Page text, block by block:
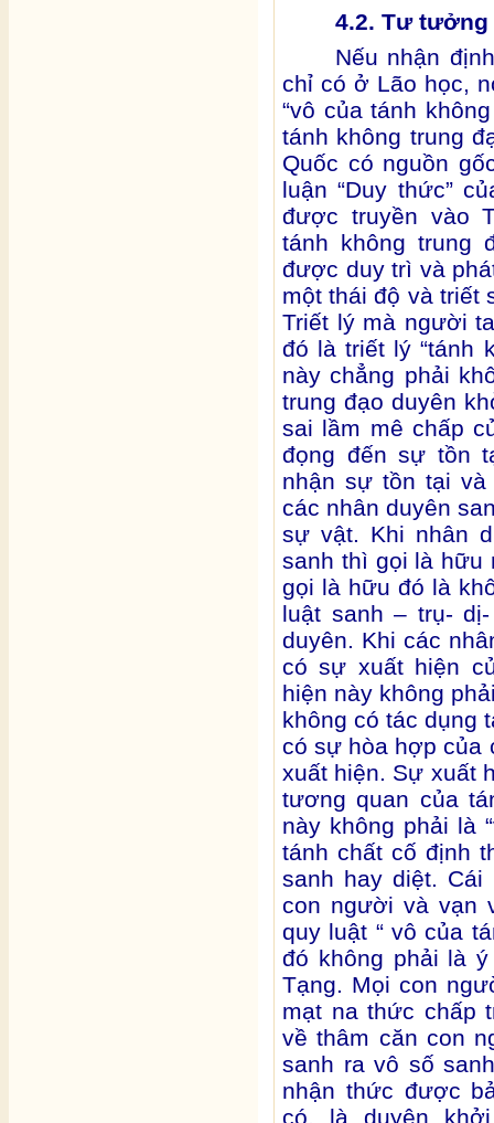
4.2. Tư tưởng
Nếu nhận
chỉ có ở Lão học,
“vô của tánh
tánh không trung
Quốc có nguồn
luận “Duy thức”
được truyền vào
tánh không trung
được duy trì và
một thái độ và triết
Triết lý mà người
đó là triết lý “tánh
này chẳng phải
trung đạo duyên
sai lầm mê chấp
đọng đến sự tồn
nhận sự tồn tại
các nhân duyên
sự vật. Khi nhân
sanh thì gọi là hữu
gọi là hữu đó là
luật sanh – trụ-
duyên. Khi các
có sự xuất hiện
hiện này không
không có tác dụng
có sự hòa hợp của
xuất hiện. Sự xuất
tương quan của
này không phải là
tánh chất cố định
sanh hay diệt.
con người và vạn
quy luật “ vô của
đó không phải là
Tạng. Mọi con
mạt na thức chấp
về thâm căn con
sanh ra vô số
nhận thức được
có, là duyên